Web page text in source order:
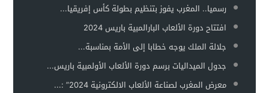
رسميا.. المغرب يفوز بتنظيم بطولة كأس إفريقيا...
افتتاح دورة الألعاب البارالمبية باريس 2024
جلالة الملك يوجه خطابا إلى الأمة بمناسبة...
جدول الميداليات برسم دورة الألعاب الأولمبية باريس...
معرض المغرب لصناعة الألعاب الالكترونية 2024” :...